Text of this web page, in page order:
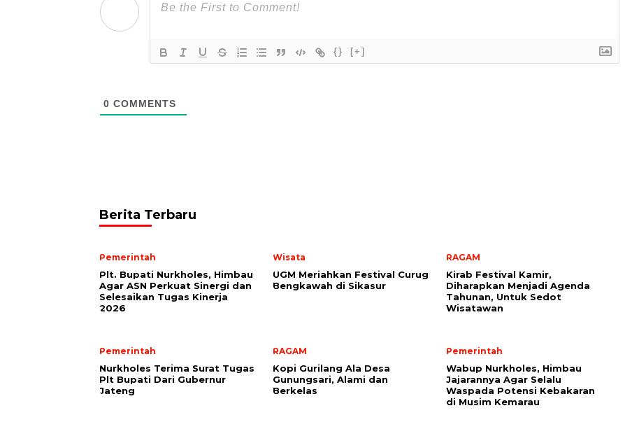
{} [+]
0 COMMENTS
Berita Terbaru
Pemerintah
Plt. Bupati Nurkholes, Himbau
Agar ASN Perkuat Sinergi dan
Selesaikan Tugas Kinerja
2026
Wisata
UGM Meriahkan Festival Curug
Bengkawah di Sikasur
RAGAM
Kirab Festival Kamir,
Diharapkan Menjadi Agenda
Tahunan, Untuk Sedot
Wisatawan
Pemerintah
Nurkholes Terima Surat Tugas
Plt Bupati Dari Gubernur
Jateng
RAGAM
Kopi Gurilang Ala Desa
Gunungsari, Alami dan
Berkelas
Pemerintah
Wabup Nurkholes, Himbau
Jajarannya Agar Selalu
Waspada Potensi Kebakaran
di Musim Kemarau